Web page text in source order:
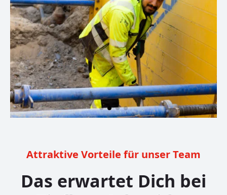
​Attraktive Vorteile für unser Team​
Das erwartet Dich bei